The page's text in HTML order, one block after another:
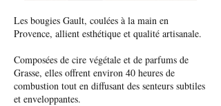
Les bougies Gault, coulées à la main en
Provence, allient esthétique et qualité artisanale.
Composées de cire végétale et de parfums de
Grasse, elles offrent environ 40 heures de
combustion tout en diffusant des senteurs subtiles
et enveloppantes.